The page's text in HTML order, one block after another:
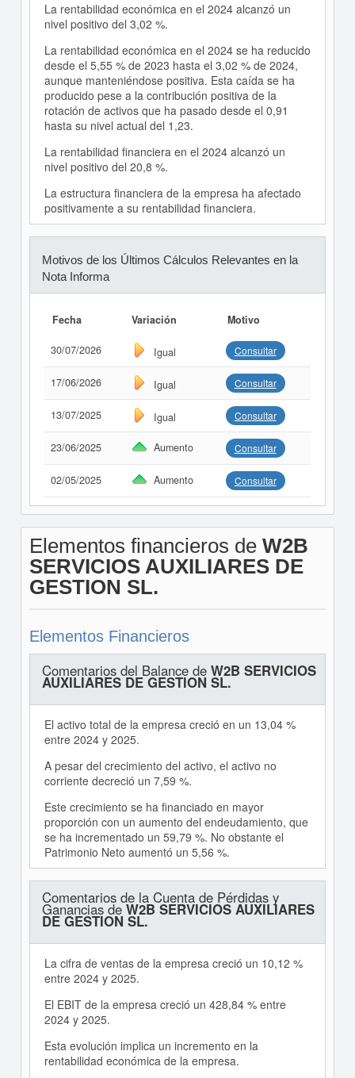
La rentabilidad económica en el 2024 alcanzó un
nivel positivo del 3,02 %.
La rentabilidad económica en el 2024 se ha reducido
desde el 5,55 % de 2023 hasta el 3,02 % de 2024,
aunque manteniéndose positiva. Esta caída se ha
producido pese a la contribución positiva de la
rotación de activos que ha pasado desde el 0,91
hasta su nivel actual del 1,23.
La rentabilidad financiera en el 2024 alcanzó un
nivel positivo del 20,8 %.
La estructura financiera de la empresa ha afectado
positivamente a su rentabilidad financiera.
Motivos de los Últimos Cálculos Relevantes en la
Nota Informa
Fecha Variación Motivo
30/07/2026 Igual Consultar
17/06/2026 Igual Consultar
13/07/2025 Igual Consultar
23/06/2025 Aumento Consultar
02/05/2025 Aumento Consultar
Elementos financieros de W2B
SERVICIOS AUXILIARES DE
GESTION SL.
Elementos Financieros
Comentarios del Balance de W2B SERVICIOS
AUXILIARES DE GESTION SL.
El activo total de la empresa creció en un 13,04 %
entre 2024 y 2025.
A pesar del crecimiento del activo, el activo no
corriente decreció un 7,59 %.
Este crecimiento se ha financiado en mayor
proporción con un aumento del endeudamiento, que
se ha incrementado un 59,79 %. No obstante el
Patrimonio Neto aumentó un 5,56 %.
Comentarios de la Cuenta de Pérdidas y
Ganancias deW2B SERVICIOS AUXILIARES
DE GESTION SL.
La cifra de ventas de la empresa creció un 10,12 %
entre 2024 y 2025.
El EBIT de la empresa creció un 428,84 % entre
2024 y 2025.
Esta evolución implica un incremento en la
rentabilidad económica de la empresa.